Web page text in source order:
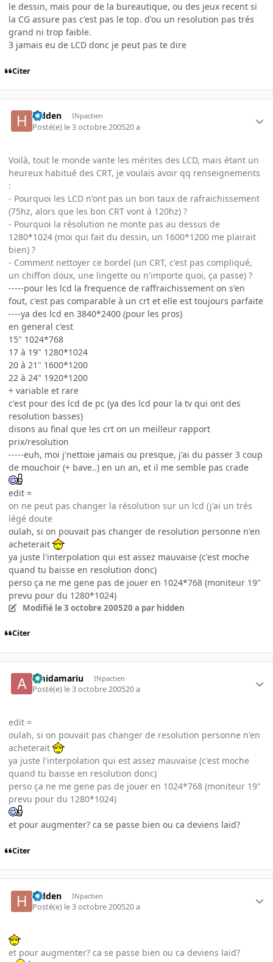
le dessin, mais pour de la bureautique, ou des jeux recent si
la CG assure pas c'est pas le top. d'ou un resolution pas trés
grand ni trop faible.
3 jamais eu de LCD donc je peut pas te dire
Citer
hidden INpactien
Posté(e) le 3 octobre 200520 a
Voilà, tout le monde vante les mérites des LCD, mais étant un
heureux habitué des CRT, je voulais avoir qq renseignements
:
- Pourquoi les LCD n'ont pas un bon taux de rafraichissement
(75hz, alors que les bon CRT vont à 120hz) ?
- Pourquoi la résolution ne monte pas au dessus de
1280*1024 (moi qui fait du dessin, un 1600*1200 me plairait
bien) ?
- Comment nettoyer ce bordel (un CRT, c'est pas compliqué,
un chiffon doux, une lingette ou n'importe quoi, ça passe) ?
-----pour les lcd la frequence de raffraichissement on s'en
fout, c'est pas comparable à un crt et elle est toujours parfaite
----ya des lcd en 3840*2400 (pour les pros)
en general c'est
15" 1024*768
17 à 19" 1280*1024
20 à 21" 1600*1200
22 à 24" 1920*1200
+ variable et rare
c'est pour des lcd de pc (ya des lcd pour la tv qui ont des
resolution basses)
disons au final que les crt on un meilleur rapport
prix/resolution
-----euh, moi j'nettoie jamais ou presque, j'ai du passer 3 coup
de mouchoir (+ bave..) en un an, et il me semble pas crade
edit =
on ne peut pas changer la résolution sur un lcd (j'ai un trés
légé doute
oulah, si on pouvait pas changer de resolution personne n'en
acheterait
ya juste l'interpolation qui est assez mauvaise (c'est moche
quand tu baisse en resolution donc)
perso ça ne me gene pas de jouer en 1024*768 (moniteur 19"
prevu pour du 1280*1024)
Modifié le 3 octobre 200520 a par hidden
Citer
amidamariu INpactien
Posté(e) le 3 octobre 200520 a
edit =
oulah, si on pouvait pas changer de resolution personne n'en
acheterait
ya juste l'interpolation qui est assez mauvaise (c'est moche
quand tu baisse en resolution donc)
perso ça ne me gene pas de jouer en 1024*768 (moniteur 19"
prevu pour du 1280*1024)
et pour augmenter? ca se passe bien ou ca deviens laid?
Citer
hidden INpactien
Posté(e) le 3 octobre 200520 a
et pour augmenter? ca se passe bien ou ca deviens laid?